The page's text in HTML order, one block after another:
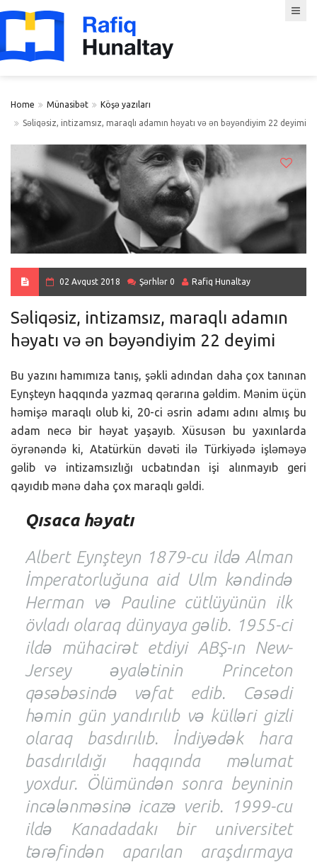
Home Münasibət
Köşə yazıları
Səliqəsiz, intizamsız, maraqlı adamın həyatı və ən bəyəndiyim 22 deyimi
02 Avqust 2018 Şərhlər 0 Rafiq Hunaltay
Səliqəsiz, intizamsız, maraqlı adamın
həyatı və ən bəyəndiyim 22 deyimi
Bu yazını hamımıza tanış, şəkli adından daha çox tanınan
Eynşteyn haqqında yazmaq qərarına gəldim. Mənim üçün
həmişə maraqlı olub ki, 20-ci əsrin adamı adını almış bu
adam necə bir həyat yaşayıb. Xüsusən bu yaxınlarda
öyrənəndə ki, Atatürkün dəvəti ilə Türkiyədə işləməyə
gəlib və intizamsızlığı ucbatından işi alınmayıb geri
qayıdıb mənə daha çox maraqlı gəldi.
Qısaca həyatı
Albert Eynşteyn 1879-cu ildə Alman
İmperatorluğuna aid Ulm kəndində
Herman və Pauline cütlüyünün ilk
övladı olaraq dünyaya gəlib. 1955-ci
ildə mühacirət etdiyi ABŞ-ın New-
Jersey əyalətinin Princeton
qəsəbəsində vəfat edib. Cəsədi
həmin gün yandırılıb və külləri gizli
olaraq basdırılıb. İndiyədək hara
basdırıldığı haqqında məlumat
yoxdur. Ölümündən sonra beyninin
incələnməsinə icazə verib. 1999-cu
ildə Kanadadakı bir universitet
tərəfindən aparılan araşdırmaya